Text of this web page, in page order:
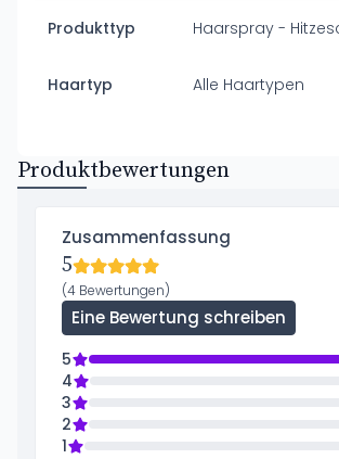
Produkttyp Haarspray -
Haartyp Alle Haartypen
Produktbewertungen
Zusammenfassung
5
(4 Bewertungen)
Eine Bewertung schreiben
5
4
3
2
1